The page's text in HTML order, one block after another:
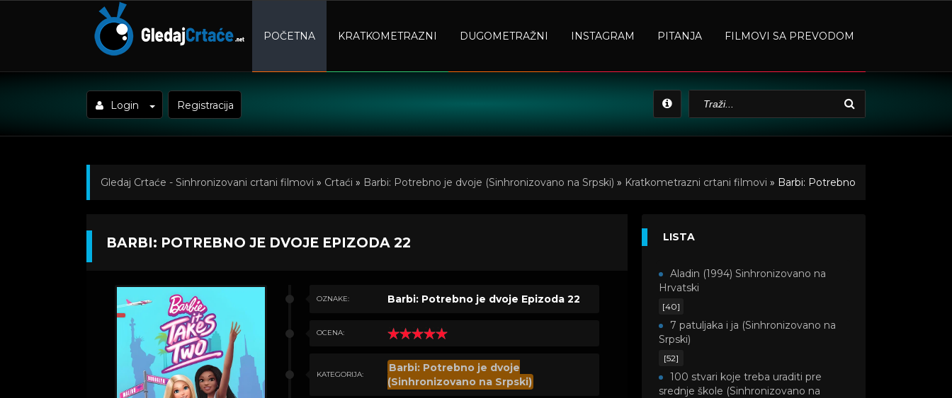
POČETNA KRATKOMETRAZNI DUGOMETRAŽNI INSTAGRAM PITANJA FILMOVI SA PREVODOM
Login Registracija
Gledaj Crtaće - Sinhronizovani crtani filmovi » Crtaći » Barbi: Potrebno je dvoje (Sinhronizovano na Srpski) » Kratkometrazni crtani filmovi » Barbi: Potrebno
BARBI: POTREBNO JE DVOJE EPIZODA 22
OZNAKE: Barbi: Potrebno je dvoje Epizoda 22
OCENA:
KATEGORIJA:
Barbi: Potrebno je dvoje
(Sinhronizovano na Srpski)
LISTA
Aladin (1994) Sinhronizovano na
Hrvatski
[40]
7 patuljaka i ja (Sinhronizovano na
Srpski)
[52]
100 stvari koje treba uraditi pre
srednje škole (Sinhronizovano na